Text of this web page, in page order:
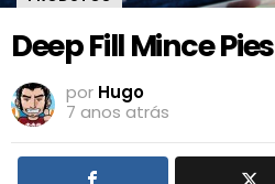
Deep Fill Mince Pies
por Hugo
7 anos atrás